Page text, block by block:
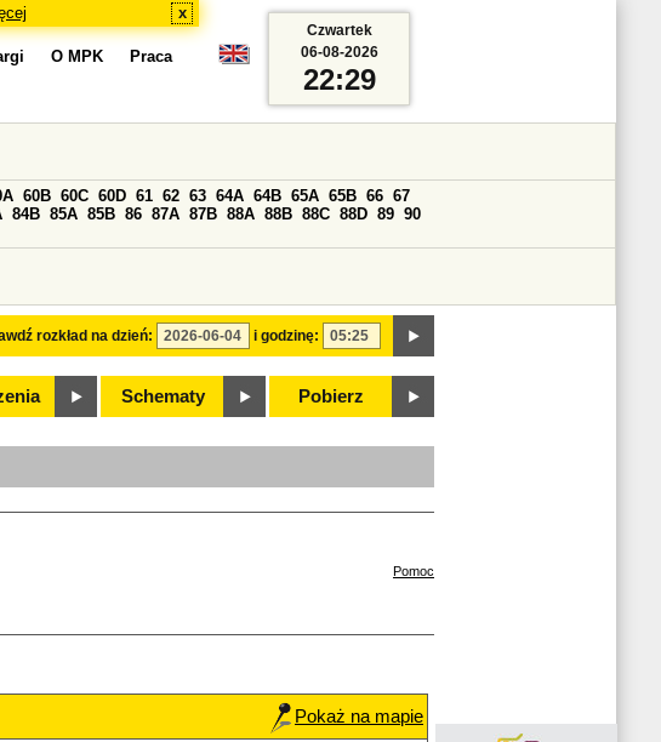
x
O MPK Praca
rozkład na dzień: i godzinę:
60B 60C 60D 61 62 63 64A 64B 65A 65B 66 67
84B 85A 85B 86 87A 87B 88A 88B 88C 88D 89 90
Schematy Pobierz
Czwartek
06-08-2026
22:29
Pomoc
Pokaż na mapie